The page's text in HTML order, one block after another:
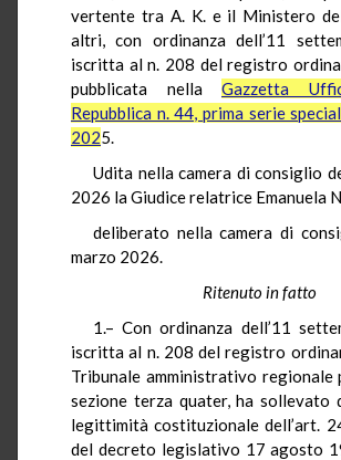
vertente tra A. K. e il Ministero
altri, con ordinanza dell’11
iscritta al n. 208 del registro
pubblicata nella Gazzetta
Repubblica n. 44, prima serie
2025.
Udita nella camera di consiglio
2026 la Giudice relatrice Emanuela
deliberato nella camera di
marzo 2026.
Ritenuto in fatto
1.– Con ordinanza dell’11
iscritta al n. 208 del registro
Tribunale amministrativo regionale
sezione terza quater, ha sollevato
legittimità costituzionale dell’art.
del decreto legislativo 17 agosto